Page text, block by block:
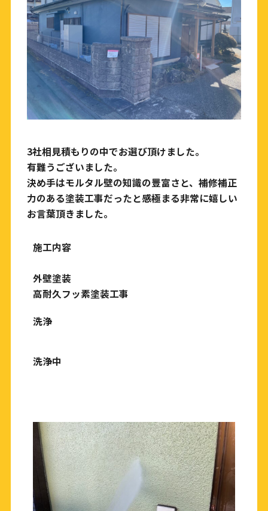
3社相見積もりの中でお選び頂けました。
有難うございました。
決め手はモルタル壁の知識の豊富さと、補修補正
力のある塗装工事だったと感極まる非常に嬉しい
お言葉頂きました。
施工内容
外壁塗装
高耐久フッ素塗装工事
洗浄
洗浄中